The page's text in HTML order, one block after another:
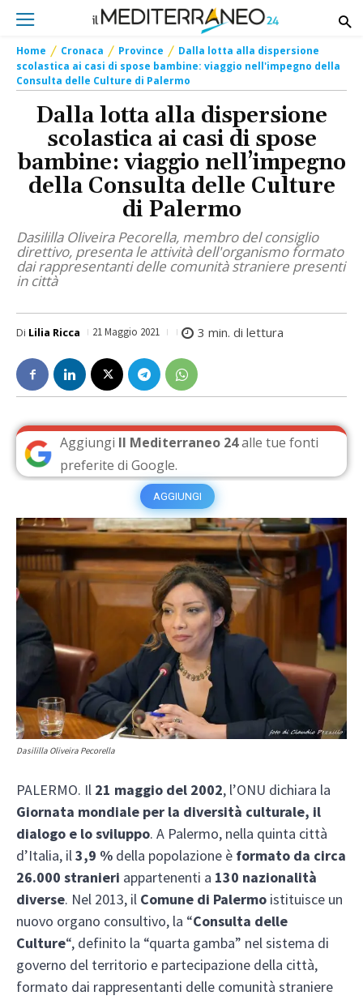
Home Cronaca Province
Dalla lotta alla dispersione
scolastica ai casi di spose bambine: viaggio nell'impegno della
Consulta delle Culture di Palermo
Dalla lotta alla dispersione
scolastica ai casi di spose
bambine: viaggio nell’impegno
della Consulta delle Culture
di Palermo
Dasililla Oliveira Pecorella, membro del consiglio
direttivo, presenta le attività dell'organismo formato
dai rappresentanti delle comunità straniere presenti
in città
Di Lilia Ricca 21 Maggio 2021 3 min. di lettura
Aggiungi Il Mediterraneo 24alle tue fonti
preferite di Google.
AGGIUNGI
Dasililla Oliveira Pecorella
PALERMO. Il 21 maggio del 2002, l’ONU dichiara la
Giornata mondiale per la diversità culturale, il
dialogo e lo sviluppo. A Palermo, nella quinta città
d’Italia, il3,9 % della popolazione è formato da circa
26.000 stranieri appartenenti a 130 nazionalità
diverse. Nel 2013, il Comune di Palermo istituisce un
nuovo organo consultivo, la “Consulta delle
Culture“, definito la “quarta gamba” nel sistema di
governo del territorio e partecipazione della città,
formato dai rappresentanti delle comunità straniere